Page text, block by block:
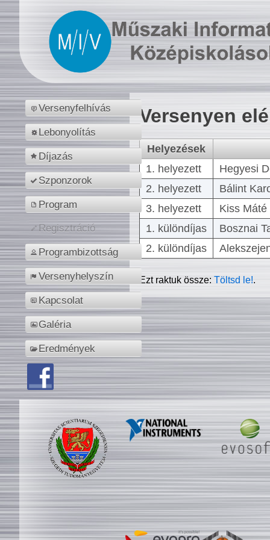
Versenyfelhívás
Lebonyolítás
Díjazás
Szponzorok
Program
Regisztráció
Programbizottság
Versenyhelyszín
Kapcsolat
Galéria
Eredmények
Versenyen
Helyezések
1. helyezett
Hegyesi
2. helyezett
Bálint
3. helyezett
Kiss
1. különdíjas
Bosznai
2. különdíjas
Ezt raktuk össze:Töltsd le!.